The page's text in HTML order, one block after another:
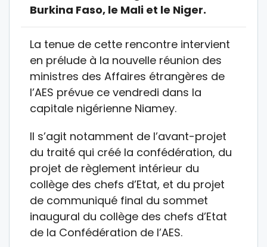
Burkina Faso, le Mali et le Niger.
La tenue de cette rencontre intervient
en prélude à la nouvelle réunion des
ministres des Affaires étrangères de
l’AES prévue ce vendredi dans la
capitale nigérienne Niamey.
Il s’agit notamment de l’avant-projet
du traité qui créé la confédération, du
projet de règlement intérieur du
collège des chefs d’Etat, et du projet
de communiqué final du sommet
inaugural du collège des chefs d’Etat
de la Confédération de l’AES.